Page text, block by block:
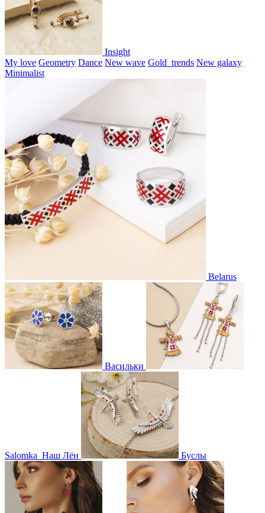
Insight
My love Geometry Dance New wave Gold_trends New galaxy
Minimalist
Belarus
Васильки
Salomka Наш Лён Буслы